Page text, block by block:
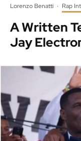
Lorenzo Benatti · Rap
A Written
Jay